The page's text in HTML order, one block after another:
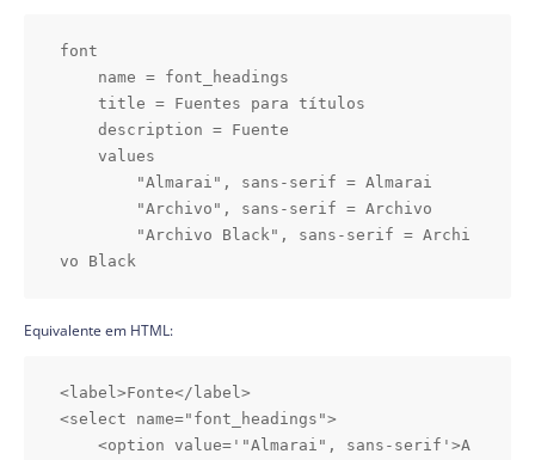
font
vo Black
Equivalente em HTML:
<label>Fonte</label>
<select name="font_headings">